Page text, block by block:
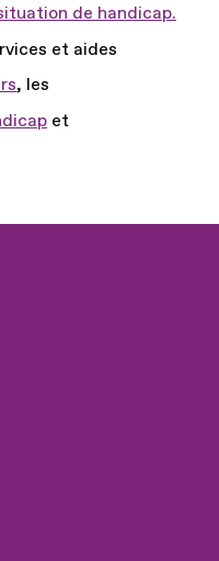
de handicap.
et aides
, les
et